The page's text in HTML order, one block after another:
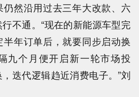
然沿用过去三年大改款、六
不通。“现在的新能源车型完
年订单后，就要同步启动换
九个月便开启新一轮市场投
迭代逻辑趋近消费电子。”刘